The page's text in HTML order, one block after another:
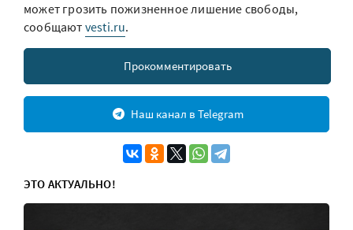
может грозить пожизненное лишение свободы,
сообщают vesti.ru.
Прокомментировать
Наш канал в Telegram
ЭТО АКТУАЛЬНО!